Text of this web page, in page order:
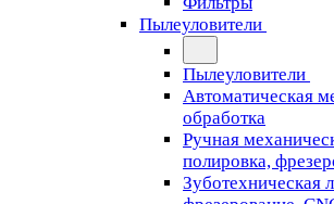
Пылеуловители
Пылеуловители
Автоматическая
обработка
Ручная
полировка,
Зуботехническая